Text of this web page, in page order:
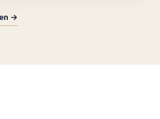
→